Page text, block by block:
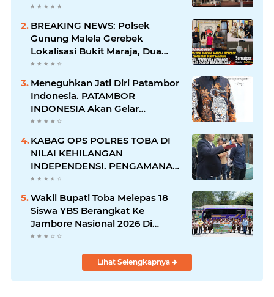
Barang Bukti Hingga Paksa
BREAKING NEWS: Polsek
Gunung Malela Gerebek
Lokalisasi Bukit Maraja, Dua
Perempuan Menangis Saat
Diciduk Bersama Sabu
Meneguhkan Jati Diri Patambor
Indonesia. PATAMBOR
INDONESIA Akan Gelar
RAKERNAS II Di Jakarta.
KABAG OPS POLRES TOBA DI
NILAI KEHILANGAN
INDEPENDENSI. PENGAMANAN
PENEMBOKAN TANAH DI
LAGUBOTI DAPAT SOROTAN.
Wakil Bupati Toba Melepas 18
Siswa YBS Berangkat Ke
Jambore Nasional 2026 Di
Cibubur.
Lihat Selengkapnya